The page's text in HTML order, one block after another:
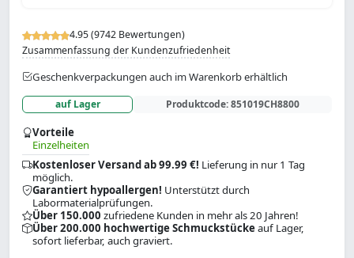
4.95 (9742 Bewertungen)
Zusammenfassung der Kundenzufriedenheit
Geschenkverpackungen auch im Warenkorb erhältlich
auf Lager Produktcode:851019CH8800
Vorteile
Einzelheiten
Kostenloser Versand ab 99.99 €! Lieferung in nur 1 Tag
möglich.
Garantiert hypoallergen! Unterstützt durch
Labormaterialprüfungen.
Über 150.000 zufriedene Kunden in mehr als 20 Jahren!
Über 200.000 hochwertige Schmuckstückeauf Lager,
sofort lieferbar, auch graviert.